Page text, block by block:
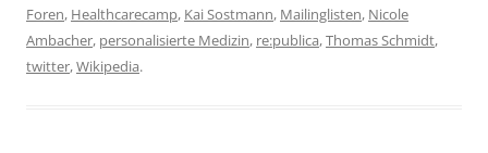
Foren, Healthcarecamp, Kai Sostmann, Mailinglisten, Nicole
Ambacher, personalisierte Medizin, re:publica,Thomas Schmidt,
twitter,Wikipedia.